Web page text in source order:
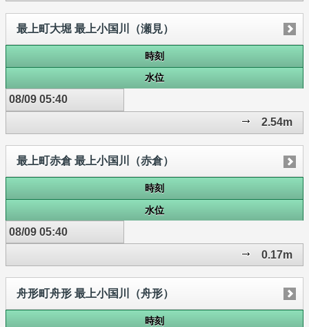
最上町大堀 最上小国川（瀬見）
時刻
水位
08/09 05:40
2.54m
最上町赤倉 最上小国川（赤倉）
時刻
水位
08/09 05:40
0.17m
舟形町舟形 最上小国川（舟形）
時刻